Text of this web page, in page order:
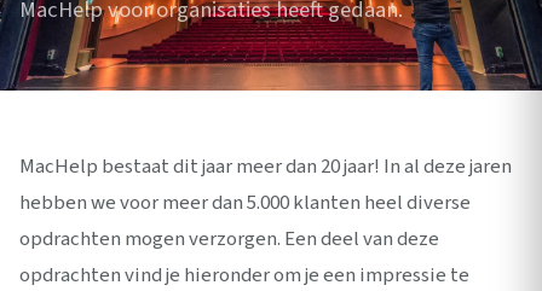
MacHelp voor organisaties heeft gedaan.
MacHelp bestaat dit jaar meer dan 20 jaar! In al deze jaren
hebben we voor meer dan 5.000 klanten heel diverse
opdrachten mogen verzorgen. Een deel van deze
opdrachten vind je hieronder om je een impressie te